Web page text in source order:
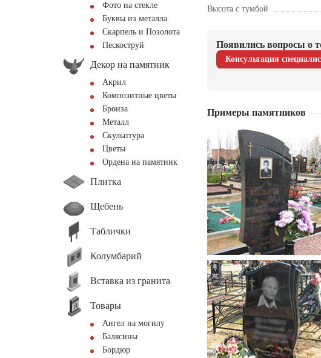
Фото на стекле
Буквы из металла
Скарпель и Позолота
Пескоструй
Декор на памятник
Акрил
Композитные цветы
Бронза
Металл
Скульптура
Цветы
Ордена на памятник
Плитка
Щебень
Таблички
Колумбарий
Вставка из гранита
Товары
Ангел на могилу
Балясины
Бордюр
Высота с тумбой
Появились вопросы о
Консультация
Примеры памятников